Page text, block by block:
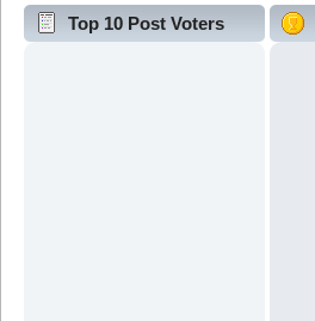
Top 10 Post Voters